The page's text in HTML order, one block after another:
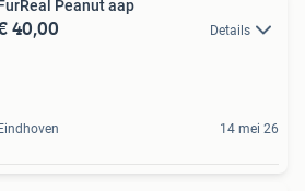
Peanut aap
40,00 Details
Eindhoven 14 mei 26